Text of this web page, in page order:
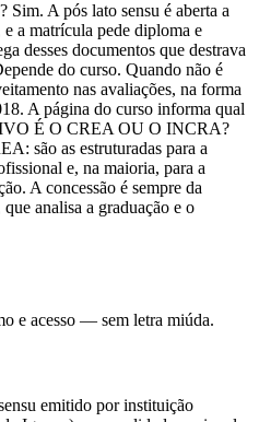
A pós lato sensu é aberta a
a matrícula pede diploma e
desses documentos que destrava
do curso. Quando não é
nas avaliações, na forma
A página do curso informa qual
É O CREA OU O INCRA?
são as estruturadas para a
e, na maioria, para a
A concessão é sempre da
analisa a graduação e o
e acesso — sem letra miúda.
emitido por instituição